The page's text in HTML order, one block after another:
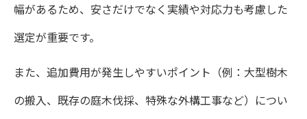
幅があるため、安さだけでなく実績や対応力も考慮した
選定が重要です。
また、追加費用が発生しやすいポイント（例：大型樹木
の搬入、既存の庭木伐採、特殊な外構工事など）につい